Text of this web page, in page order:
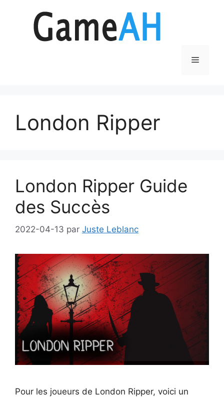
Menu
London Ripper
London Ripper Guide
des Succès
2022-04-13 par Juste Leblanc
Pour les joueurs de London Ripper, voici un